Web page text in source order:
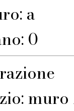
a
0
muro